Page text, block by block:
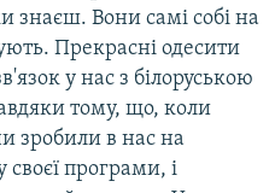
знаєш. Вони самі собі на
Прекрасні одесити
у нас з білоруською
тому, що, коли
зробили в нас на
своєї програми, і